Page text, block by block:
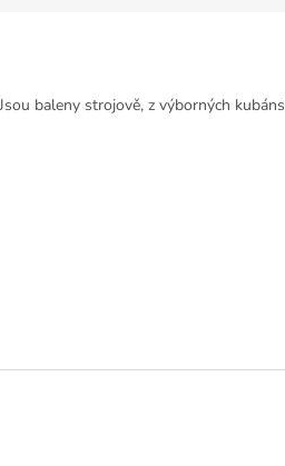
baleny strojově, z výborných